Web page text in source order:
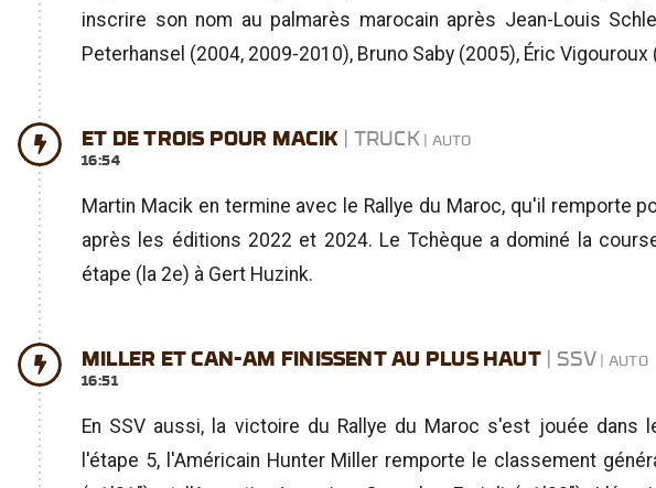
inscrire son nom au palmarès marocain après Jean-Louis
Peterhansel (2004, 2009-2010), Bruno Saby (2005), Éric
ET DE TROIS POUR MACIK | TRUCK
16:54
Martin Macik en termine avec le Rallye du Maroc, qu'il remporte
après les éditions 2022 et 2024. Le Tchèque a dominé la
étape (la 2e) à Gert Huzink.
MILLER ET CAN-AM FINISSENT AU PLUS HAUT | SSV
16:51
En SSV aussi, la victoire du Rallye du Maroc s'est jouée dans
l'étape 5, l'Américain Hunter Miller remporte le classement